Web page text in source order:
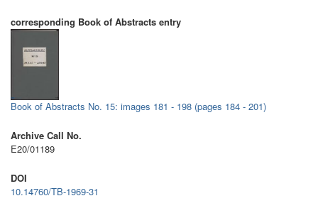
corresponding Book of Abstracts entry
Book of Abstracts No. 15: images 181 - 198 (pages 184 - 201)
Archive Call No.
E20/01189
DOI
10.14760/TB-1969-31